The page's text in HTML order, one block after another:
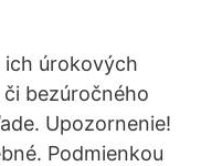
úrokových
bezúročného
Upozornenie!
Podmienkou